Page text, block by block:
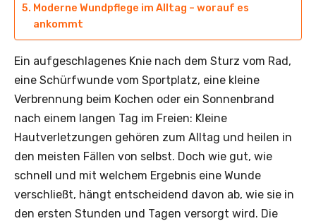
Moderne Wundpflege im Alltag – worauf es
ankommt
Ein aufgeschlagenes Knie nach dem Sturz vom Rad,
eine Schürfwunde vom Sportplatz, eine kleine
Verbrennung beim Kochen oder ein Sonnenbrand
nach einem langen Tag im Freien: Kleine
Hautverletzungen gehören zum Alltag und heilen in
den meisten Fällen von selbst. Doch wie gut, wie
schnell und mit welchem Ergebnis eine Wunde
verschließt, hängt entscheidend davon ab, wie sie in
den ersten Stunden und Tagen versorgt wird. Die